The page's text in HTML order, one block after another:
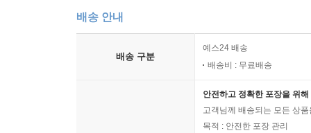
배송 안내
배송 구분
예스24 배송
배송비 : 무료배송
안전하고 정확한 포장을 위
고객님께 배송되는 모든 상
목적 : 안전한 포장 관리